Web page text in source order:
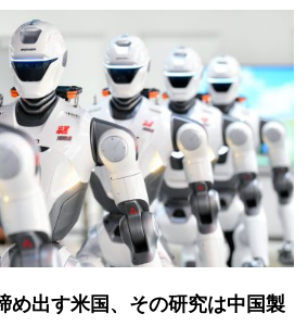
め出す米国、その研究は中国製